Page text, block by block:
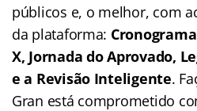
públicos e, o melhor, com
da plataforma:
X, Jornada do Aprovado,
e a Revisão Inteligente.
Gran está comprometido